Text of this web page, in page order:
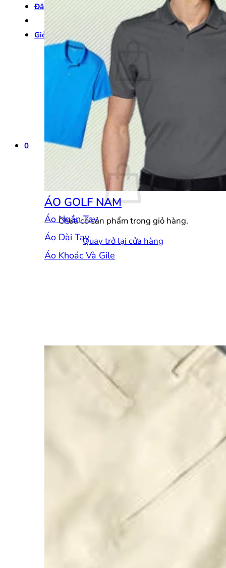
Đăng nhập
Giỏ hàng / 0₫ 0
Chưa có sản phẩm trong giỏ hàng.
Quay trở lại cửa hàng
0
Giỏ hàng
Chưa có sản phẩm trong giỏ hàng.
Quay trở lại cửa hàng
ÁO GOLF NAM
Áo Ngắn Tay
Áo Dài Tay
Áo Khoác Và Gile